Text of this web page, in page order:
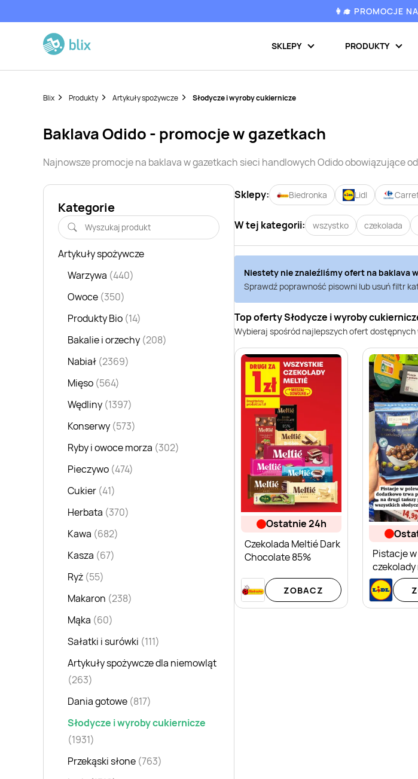
👩‍🎓 PROMOCJE
SKLEPY PRODUKTY
Blix Produkty Artykuły spożywcze Słodycze i wyroby cukiernicze
baklavaOdido - promocje w gazetkach
Najnowsze promocje na baklavaw gazetkach sieci handlowychOdidoobowiązujące
Kategorie
Artykuły spożywcze
Warzywa (440)
Owoce (350)
Produkty Bio (14)
Bakalie i orzechy (208)
Nabiał (2369)
Mięso (564)
Wędliny (1397)
Konserwy (573)
Ryby i owoce morza (302)
Pieczywo (474)
Cukier (41)
Herbata (370)
Kawa (682)
Kasza (67)
Ryż (55)
Makaron (238)
Mąka (60)
Sałatki i surówki (111)
Artykuły spożywcze dla niemowląt
(263)
Dania gotowe (817)
Słodycze i wyroby cukiernicze
(1931)
Przekąski słone (763)
Sklepy: Biedronka Lidl
W tej kategorii: wszystko czekolada
Niestety nie znaleźliśmy ofert na baklava
Sprawdź poprawność pisowni lub usuń filtr
Top oferty Słodycze i wyroby
Wybieraj spośród najlepszych ofert
ostatnie 24h
Czekolada Meltié Dark
Chocolate 85%
ZOBACZ
Pistacje
Italiamo